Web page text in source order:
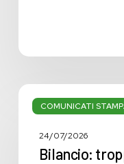
COMUNICATI
Bilancio:
troppi
grandi24/07/2026
Bilancio: